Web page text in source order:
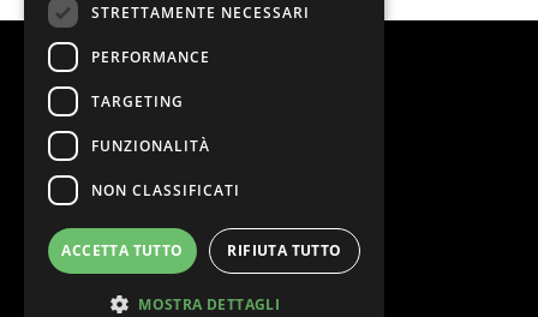
@2026 Teatro Nazionale
Via Asti 2, 20149 Milano
STRETTAMENTE NECESSARI
PERFORMANCE
TARGETING
FUNZIONALITÀ
NON CLASSIFICATI
ACCETTA TUTTO RIFIUTA TUTTO
MOSTRA DETTAGLI